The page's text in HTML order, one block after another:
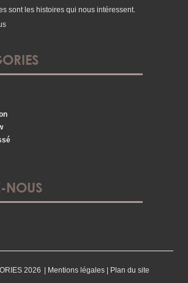
sont les histoires qui nous intéressent.
NOUS
2026 | Mentions légales | Plan du site